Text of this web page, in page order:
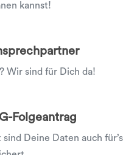
kannst!
Wir sind für Dich da!
Folgeantrag
Deine Daten auch für’s